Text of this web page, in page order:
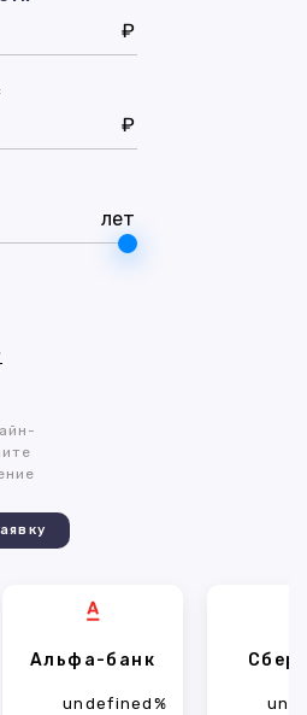
₽
₽
лет
Альфа-банк
undefined%